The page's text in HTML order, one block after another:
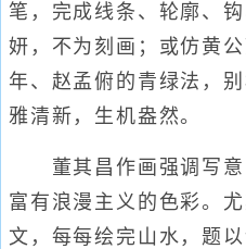
笔，完成线条、轮廓、
妍，不为刻画；或仿黄
年、赵孟俯的青绿法，
雅清新，生机盎然。
董其昌作画强调写意
富有浪漫主义的色彩。
文，每每绘完山水，题